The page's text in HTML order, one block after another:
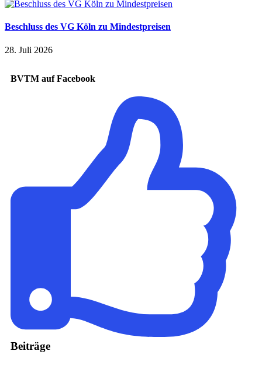
Beschluss des VG Köln zu Mindestpreisen
28. Juli 2026
BVTM auf Facebook
Beiträge